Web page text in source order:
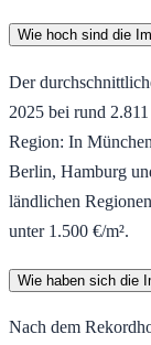
Wie hoch sind die
Der
2025 bei rund
Region: In
Berlin, Hamburg
ländlichen
unter 1.500 €/m².
Wie haben sich die
Nach dem